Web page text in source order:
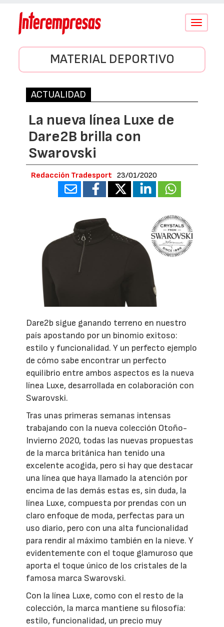
Conmutar
MATERIAL DEPORTIVO
ACTUALIDAD
La nueva línea Luxe de
Dare2B brilla con
Swarovski
Redacción Tradesport 23/01/2020
Dare2b sigue ganando terreno en nuestro
país apostando por un binomio exitoso:
estilo y funcionalidad. Y un perfecto ejemplo
de cómo sabe encontrar un perfecto
equilibrio entre ambos aspectos es la nueva
línea Luxe, desarrollada en colaboración con
Swarovski.
Tras unas primeras semanas intensas
trabajando con la nueva colección Otoño-
Invierno 2020, todas las nuevas propuestas
de la marca británica han tenido una
excelente acogida, pero si hay que destacar
una línea que haya llamado la atención por
encima de las demás estas es, sin duda, la
línea Luxe, compuesta por prendas con un
claro enfoque de moda, perfectas para un
uso diario, pero con una alta funcionalidad
para rendir al máximo también en la nieve. Y
evidentemente con el toque glamuroso que
aporta el toque único de los cristales de la
famosa marca Swarovski.
Con la línea Luxe, como con el resto de la
colección, la marca mantiene su filosofía:
estilo, funcionalidad, un precio muy